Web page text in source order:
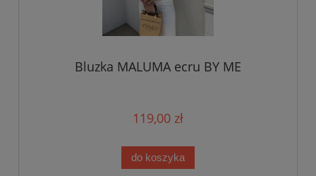
Bluzka MALUMA ecru BY ME
119,00 zł
do koszyka